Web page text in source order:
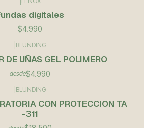
digitales
$4.990
BLUNDING
DE UÑAS GEL POLIMERO
desde$4.990
BLUNDING
CON PROTECCION TA
-311